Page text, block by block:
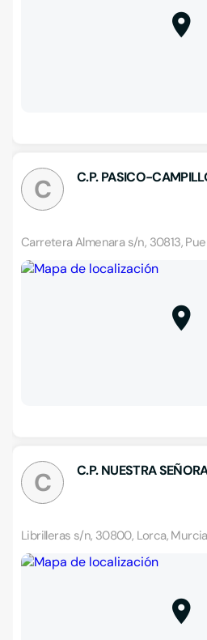
C C.P. PASICO-
Carretera Almenara s/n, 30813,
C C.P. NUESTRA
Librilleras s/n, 30800, Lorca, Murcia